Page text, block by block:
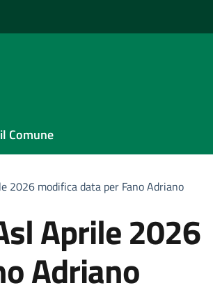
Comune
2026 modifica data per Fano Adriano
Aprile 2026
Adriano